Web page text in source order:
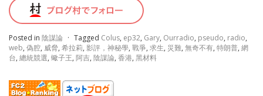
Posted in 陰謀論 · Tagged Colus, ep32, Gary, Ourradio, pseudo, radio,
web, 偽腔, 威脅, 希拉莉, 影評，神秘學, 戰爭, 求生, 災難, 無奇不有, 特朗普, 網
台, 總統競選, 蠍子王, 阿吉, 陰謀論, 香港, 黑材料